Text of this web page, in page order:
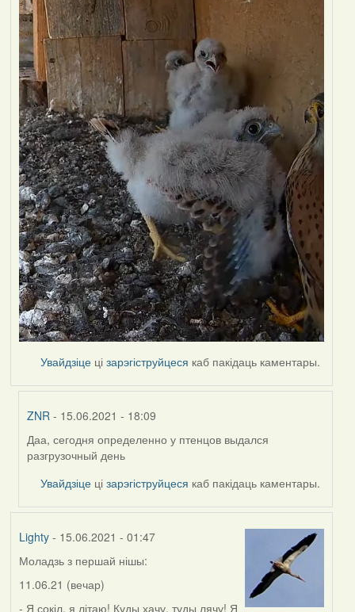
Увайдзіце цізарэгіструйцеся каб пакідаць каментары.
ZNR - 15.06.2021 - 18:09
In
reply
Lighty
Даа, сегодня определенно у птенцов выдался
разгрузочный день
Увайдзіце цізарэгіструйцеся каб пакідаць каментары.
Lighty- 15.06.2021 - 01:47
Моладзь з першай нішы:
11.06.21 (вечар)
- Я сокіл, я літаю! Куды хачу, туды лячу! Я